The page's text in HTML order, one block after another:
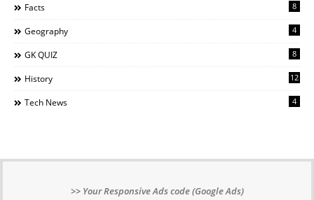
Facts 8
Geography 4
GK QUIZ 8
History 12
Tech News 4
Your Responsive Ads code (Google Ads)